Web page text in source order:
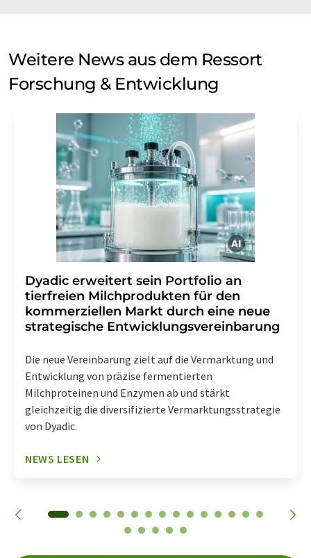
Weitere News aus dem Ressort
Forschung & Entwicklung
Dyadic erweitert sein Portfolio an
tierfreien Milchprodukten für den
kommerziellen Markt durch eine neue
strategische Entwicklungsvereinbarung
Die neue Vereinbarung zielt auf die Vermarktung und
Entwicklung von präzise fermentierten
Milchproteinen und Enzymen ab und stärkt
gleichzeitig die diversifizierte Vermarktungsstrategie
von Dyadic.
NEWS LESEN